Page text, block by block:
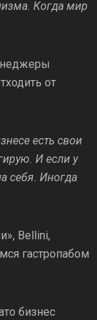
Когда мир
от
есть свои
И если у
себя. Иногда
Bellini,
гастропабом
бизнес